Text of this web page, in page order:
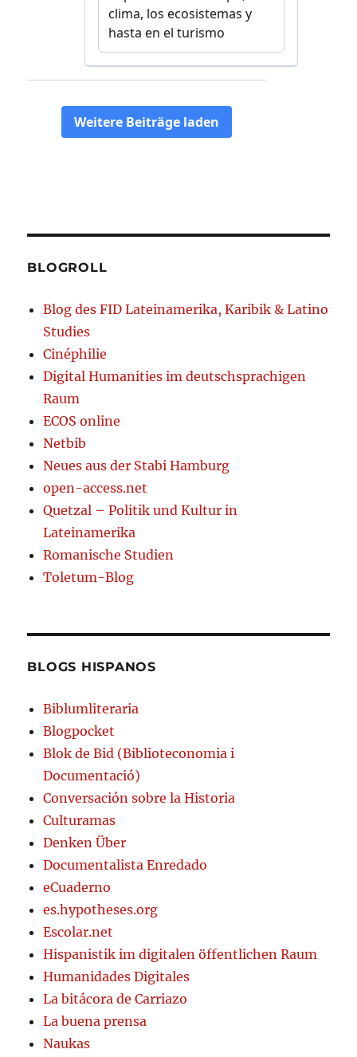
BLOGROLL
Blog des FID Lateinamerika, Karibik & Latino
Studies
Cinéphilie
Digital Humanities im deutschsprachigen
Raum
ECOS online
Netbib
Neues aus der Stabi Hamburg
open-access.net
Quetzal – Politik und Kultur in
Lateinamerika
Romanische Studien
Toletum-Blog
BLOGS HISPANOS
Biblumliteraria
Blogpocket
Blok de Bid (Biblioteconomia i
Documentació)
Conversación sobre la Historia
Culturamas
Denken Über
Documentalista Enredado
eCuaderno
es.hypotheses.org
Escolar.net
Hispanistik im digitalen öffentlichen Raum
Humanidades Digitales
La bitácora de Carriazo
La buena prensa
Naukas